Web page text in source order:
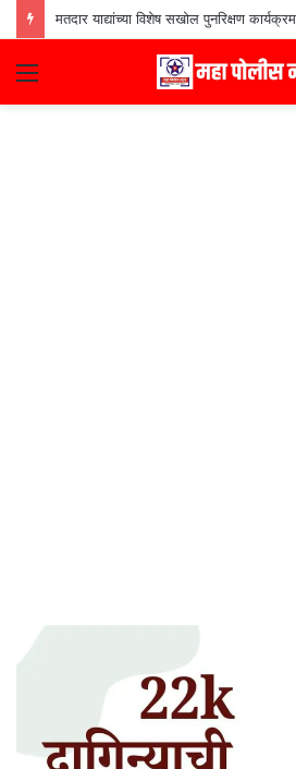
मतदार याद्यांच्या विशेष सखोल पुनरिक्षण
Menu